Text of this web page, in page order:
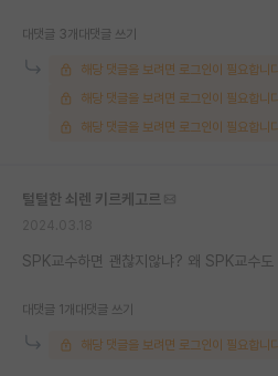
대댓글 3개 대댓글 쓰기
해당 댓글을 보려면 로그인이 필요합니
해당 댓글을 보려면 로그인이 필요합니
해당 댓글을 보려면 로그인이 필요합니
털털한 쇠렌 키르케고르
SPK교수하면 괜찮지않냐? 왜 SPK교수도
대댓글 1개 대댓글 쓰기
해당 댓글을 보려면 로그인이 필요합니